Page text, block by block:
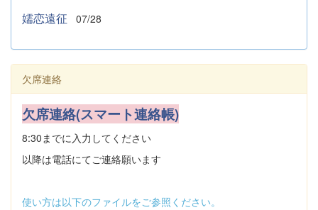
嬬恋遠征 07/28
欠席連絡
欠席連絡(スマート連絡帳)
8:30までに入力してください
以降は電話にてご連絡願います
使い方は以下のファイルをご参照ください。